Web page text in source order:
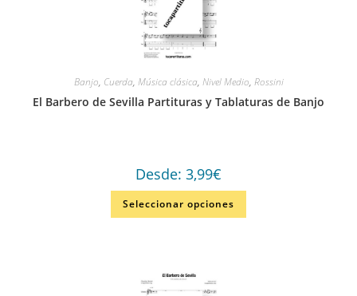
Banjo, Cuerda, Música clásica, Nivel Medio, Rossini
El Barbero de Sevilla Partituras y Tablaturas de Banjo
Desde: 3,99€
Seleccionar opciones